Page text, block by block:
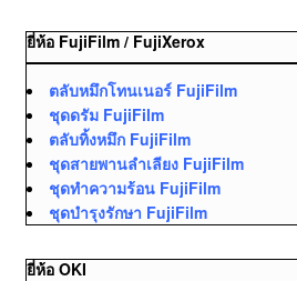
ยี่ห้อ FujiFilm / FujiXerox
ตลับหมึกโทนเนอร์ FujiFilm
ชุดดรัม FujiFilm
ตลับทิ้งหมึก FujiFilm
ชุดสายพานลำเลียง FujiFilm
ชุดทำความร้อน FujiFilm
ชุดบำรุงรักษา FujiFilm
ยี่ห้อ OKI